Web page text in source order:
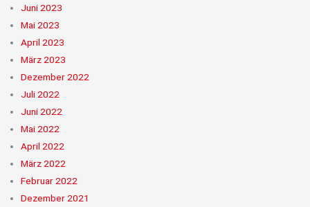
Juni 2023
Mai 2023
April 2023
März 2023
Dezember 2022
Juli 2022
Juni 2022
Mai 2022
April 2022
März 2022
Februar 2022
Dezember 2021